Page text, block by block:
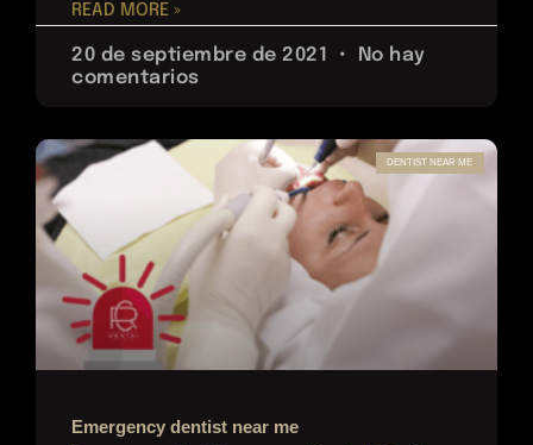
READ MORE »
20 de septiembre de 2021
No hay
comentarios
DENTIST NEAR ME
Emergency dentist near me